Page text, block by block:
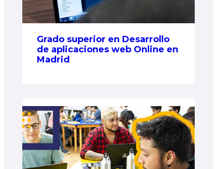
Grado superior en Desarrollo
de aplicaciones web Online en
Madrid